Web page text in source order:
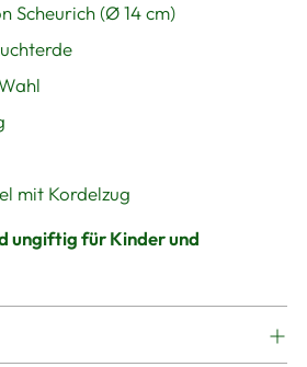
Scheurich (Ø 14 cm)
mit Kordelzug
ungiftig für Kinder und